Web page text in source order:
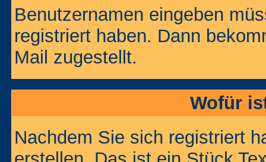
Benutzernamen eingeben
registriert haben. Dann
Mail zugestellt.
Wofür
Nachdem Sie sich registriert